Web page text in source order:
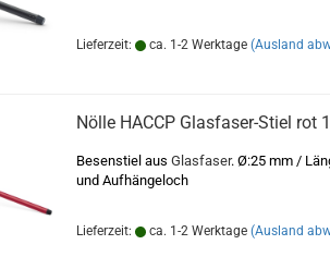
Lieferzeit: ca. 1-2 Werktage (Ausland
Nölle HACCP Glasfaser-Stiel rot
Besenstiel aus Glasfaser. Ø:25 mm /
und Aufhängeloch
Lieferzeit: ca. 1-2 Werktage (Ausland